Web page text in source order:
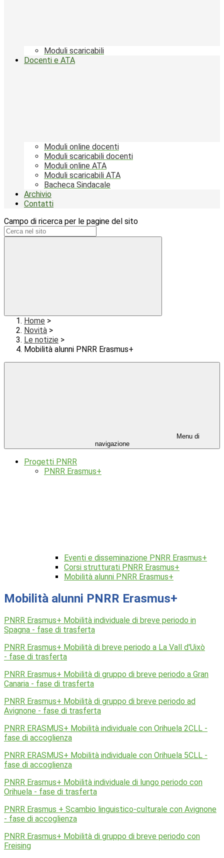
Moduli scaricabili
Docenti e ATA
Moduli online docenti
Moduli scaricabili docenti
Moduli online ATA
Moduli scaricabili ATA
Bacheca Sindacale
Archivio
Contatti
Campo di ricerca per le pagine del sito
Home >
Novità >
Le notizie >
Mobilità alunni PNRR Erasmus+
Menu di
navigazione
Progetti PNRR
PNRR Erasmus+
Eventi e disseminazione PNRR Erasmus+
Corsi strutturati PNRR Erasmus+
Mobilità alunni PNRR Erasmus+
Mobilità alunni PNRR Erasmus+
PNRR Erasmus+ Mobilità individuale di breve periodo in
Spagna - fase di trasferta
PNRR Erasmus+ Mobilità di breve periodo a La Vall d'Uixò
- fase di trasferta
PNRR Erasmus+ Mobilità di gruppo di breve periodo a Gran
Canaria - fase di trasferta
PNRR Erasmus+ Mobilità di gruppo di breve periodo ad
Avignone - fase di trasferta
PNRR ERASMUS+ Mobilità individuale con Orihuela 2CLL -
fase di accoglienza
PNRR ERASMUS+ Mobilità individuale con Orihuela 5CLL -
fase di accoglienza
PNRR Erasmus+ Mobilità individuale di lungo periodo con
Orihuela - fase di trasferta
PNRR Erasmus + Scambio linguistico-culturale con Avignone
- fase di accoglienza
PNRR Erasmus+ Mobilità di gruppo di breve periodo con
Freising